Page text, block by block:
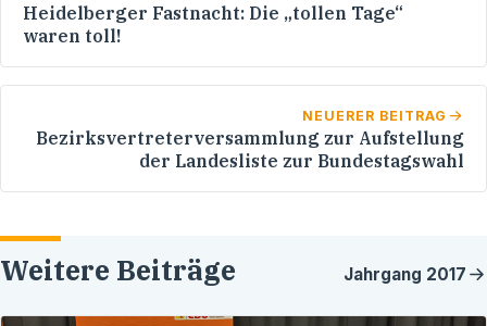
Heidelberger Fastnacht: Die „tollen Tage“
waren toll!
NEUERER BEITRAG
Bezirksvertreterversammlung zur Aufstellung
der Landesliste zur Bundestagswahl
Weitere Beiträge Jahrgang 2017